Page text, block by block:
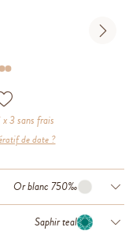
3 sans frais
de date ?
Or blanc 750‰
Saphir teal